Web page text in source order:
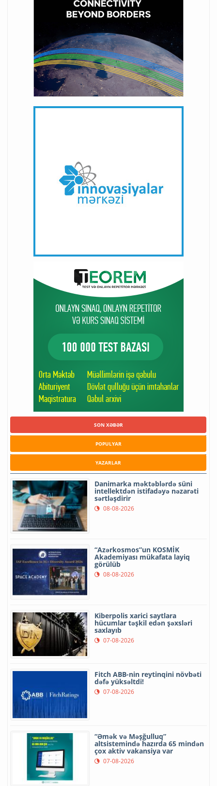
SON XƏBƏR
POPULYAR
YAZARLAR
Danimarka məktəblərdə süni
intellektdən istifadəyə nəzarəti
sərtləşdirir
08-08-2026
“Azərkosmos”un KOSMİK
Akademiyası mükafata layiq
görülüb
08-08-2026
Kiberpolis xarici saytlara
hücumlar təşkil edən şəxsləri
saxlayıb
07-08-2026
Fitch ABB-nin reytinqini növbəti
dəfə yüksəltdi!
07-08-2026
“Əmək və Məşğulluq”
altsistemində hazırda 65 mindən
çox aktiv vakansiya var
07-08-2026